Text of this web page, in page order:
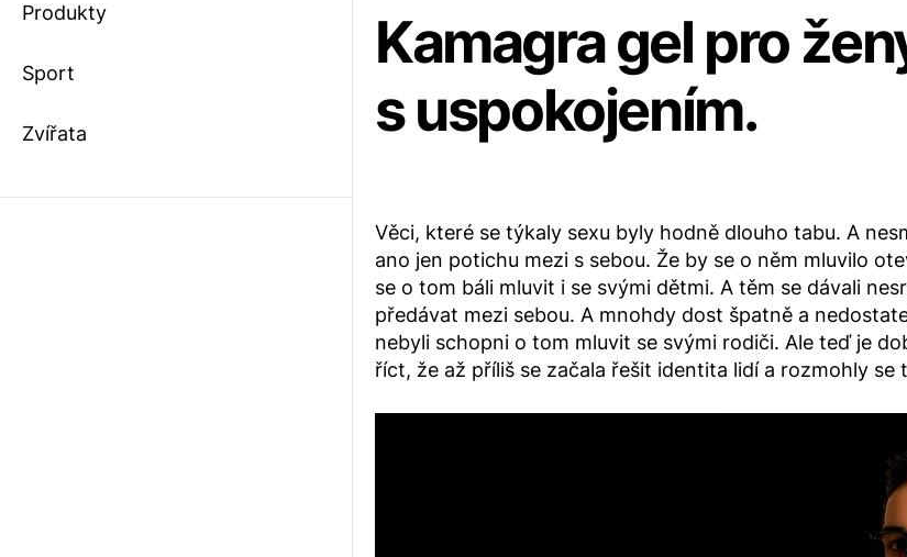
Produkty
Sport
Zvířata
Kamagra gel pro
s uspokojením.
Věci, které se týkaly sexu byly hodně dlouho tabu. A
ano jen potichu mezi s sebou. Že by se o něm mluvilo
se o tom báli mluvit i se svými dětmi. A těm se dávali
předávat mezi sebou. A mnohdy dost špatně a
nebyli schopni o tom mluvit se svými rodiči. Ale teď je
říct, že až příliš se začala řešit identita lidí a rozmohly